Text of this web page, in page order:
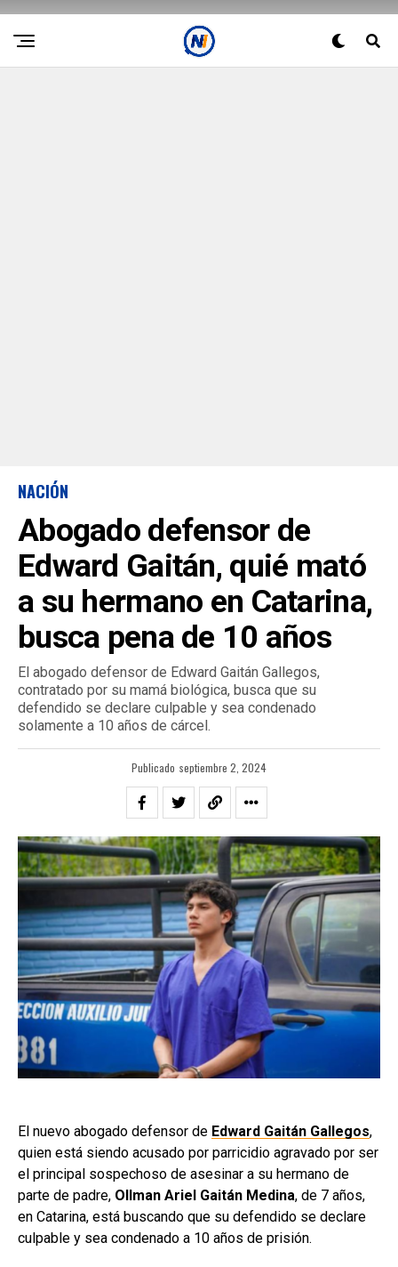
NACIÓN
Abogado defensor de
Edward Gaitán, quié mató
a su hermano en Catarina,
busca pena de 10 años
El abogado defensor de Edward Gaitán Gallegos,
contratado por su mamá biológica, busca que su
defendido se declare culpable y sea condenado
solamente a 10 años de cárcel.
Publicado septiembre 2, 2024
El nuevo abogado defensor de Edward Gaitán Gallegos,
quien está siendo acusado por parricidio agravado por ser
el principal sospechoso de asesinar a su hermano de
parte de padre, Ollman Ariel Gaitán Medina, de 7 años,
en Catarina, está buscando que su defendido se declare
culpable y sea condenado a 10 años de prisión.